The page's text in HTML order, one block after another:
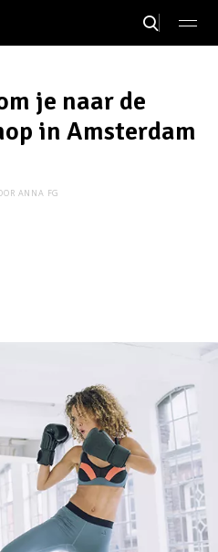
je naar de
in Amsterdam
ANNA FG